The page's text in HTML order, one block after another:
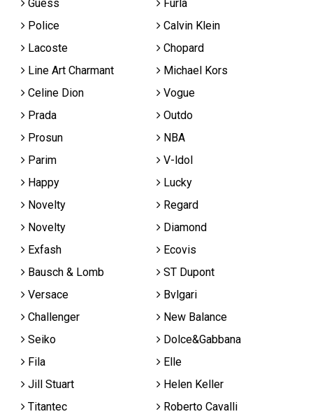
Guess
Furla
Police
Calvin Klein
Lacoste
Chopard
Line Art Charmant
Michael Kors
Celine Dion
Vogue
Prada
Outdo
Prosun
NBA
Parim
V-ldol
Happy
Lucky
Novelty
Regard
Novelty
Diamond
Exfash
Ecovis
Bausch & Lomb
ST Dupont
Versace
Bvlgari
Challenger
New Balance
Seiko
Dolce&Gabbana
Fila
Elle
Jill Stuart
Helen Keller
Titantec
Roberto Cavalli